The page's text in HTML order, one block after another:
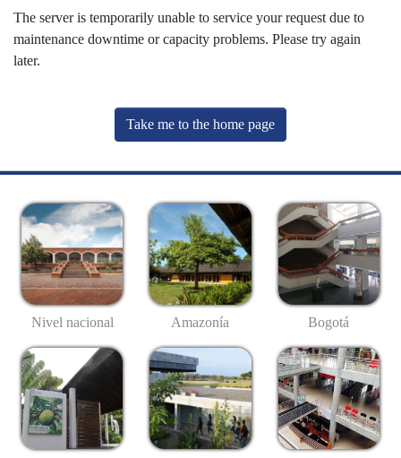
The server is temporarily unable to service your request due to
maintenance downtime or capacity problems. Please try again
later.
Take me to the home page
Nivel nacional Amazonía Bogotá